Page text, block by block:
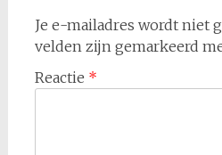
Je e-mailadres wordt niet
velden zijn gemarkeerd
Reactie *